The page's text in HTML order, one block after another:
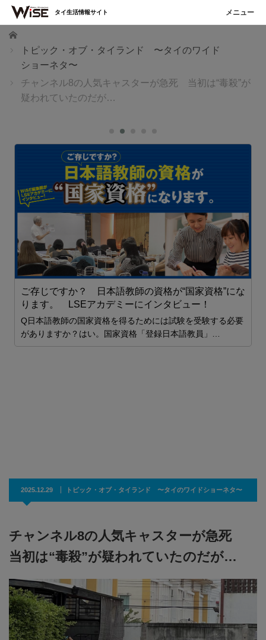
ホーム
トピック・オブ・タイランド 〜タイのワイド
ショーネタ〜
チャンネル8の人気キャスターが急死 当初は“毒殺”が
疑われていたのだが…
ご存じですか？ 日本語教師の資格が“国家資格”にな
ります。 LSEアカデミーにインタビュー！
Q日本語教師の国家資格を得るためには試験を受験する必要
がありますか？はい。国家資格「登録日本語教員」…
2025.12.29 トピック・オブ・タイランド 〜タイのワイドショーネタ〜
チャンネル8の人気キャスターが急死
当初は“毒殺”が疑われていたのだが…
タイ生活情報サイト